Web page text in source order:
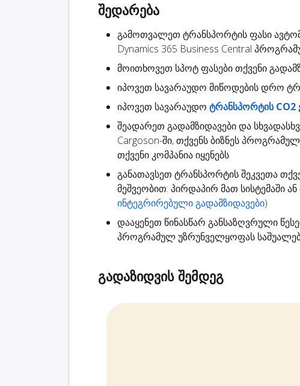
შედარება
გამოთვალეთ ტრანსპორტის ფასი
Dynamics 365 Business Central
მოითხოვეთ სპოტ ფასებითქვენი
იპოვეთ სავარაუდო მიწოდების დრო
იპოვეთ სავარაუდო ტრანსპორტის CO2
შეადარეთ გადამზიდავებიდა
Cargoson-ში, თქვენს ბიზნეს
თქვენი კომპანია იყენებს
განათავსეთ ტრანსპორტის შეკვეთა
მეშვეობით: პირდაპირ მათ სისტემაში
ინტეგრირებული გადამზიდავები)
დააყენეთ წინასწარ განსაზღვრული
პროგრამულ უზრუნველყოფას
გადაზიდვის შემდეგ